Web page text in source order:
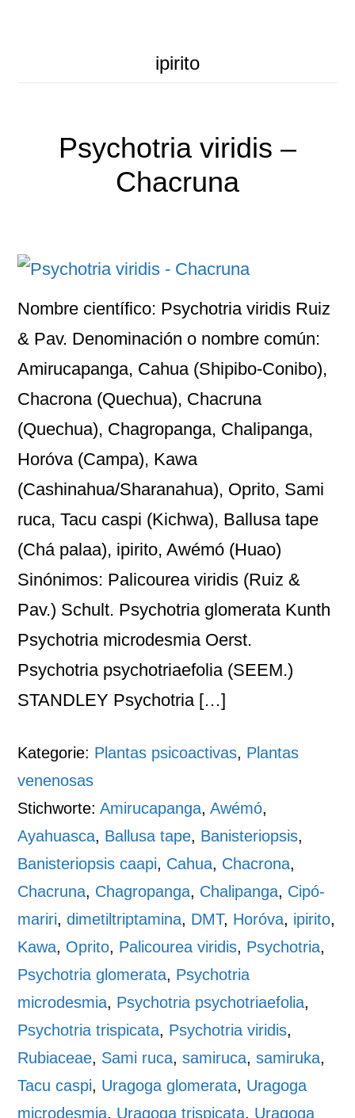
ipirito
Psychotria viridis –
Chacruna
Nombre científico: Psychotria viridis Ruiz
& Pav. Denominación o nombre común:
Amirucapanga, Cahua (Shipibo-Conibo),
Chacrona (Quechua), Chacruna
(Quechua), Chagropanga, Chalipanga,
Horóva (Campa), Kawa
(Cashinahua/Sharanahua), Oprito, Sami
ruca, Tacu caspi (Kichwa), Ballusa tape
(Chá palaa), ipirito, Awémó (Huao)
Sinónimos: Palicourea viridis (Ruiz &
Pav.) Schult. Psychotria glomerata Kunth
Psychotria microdesmia Oerst.
Psychotria psychotriaefolia (SEEM.)
STANDLEY Psychotria […]
Kategorie: Plantas psicoactivas, Plantas
venenosas
Stichworte:Amirucapanga,Awémó,
Ayahuasca, Ballusa tape, Banisteriopsis,
Banisteriopsis caapi, Cahua, Chacrona,
Chacruna, Chagropanga, Chalipanga, Cipó-
mariri,dimetiltriptamina, DMT, Horóva, ipirito,
Kawa, Oprito, Palicourea viridis, Psychotria,
Psychotria glomerata, Psychotria
microdesmia, Psychotria psychotriaefolia,
Psychotria trispicata, Psychotria viridis,
Rubiaceae, Sami ruca,samiruca,samiruka,
Tacu caspi, Uragoga glomerata, Uragoga
microdesmia, Uragoga trispicata, Uragoga